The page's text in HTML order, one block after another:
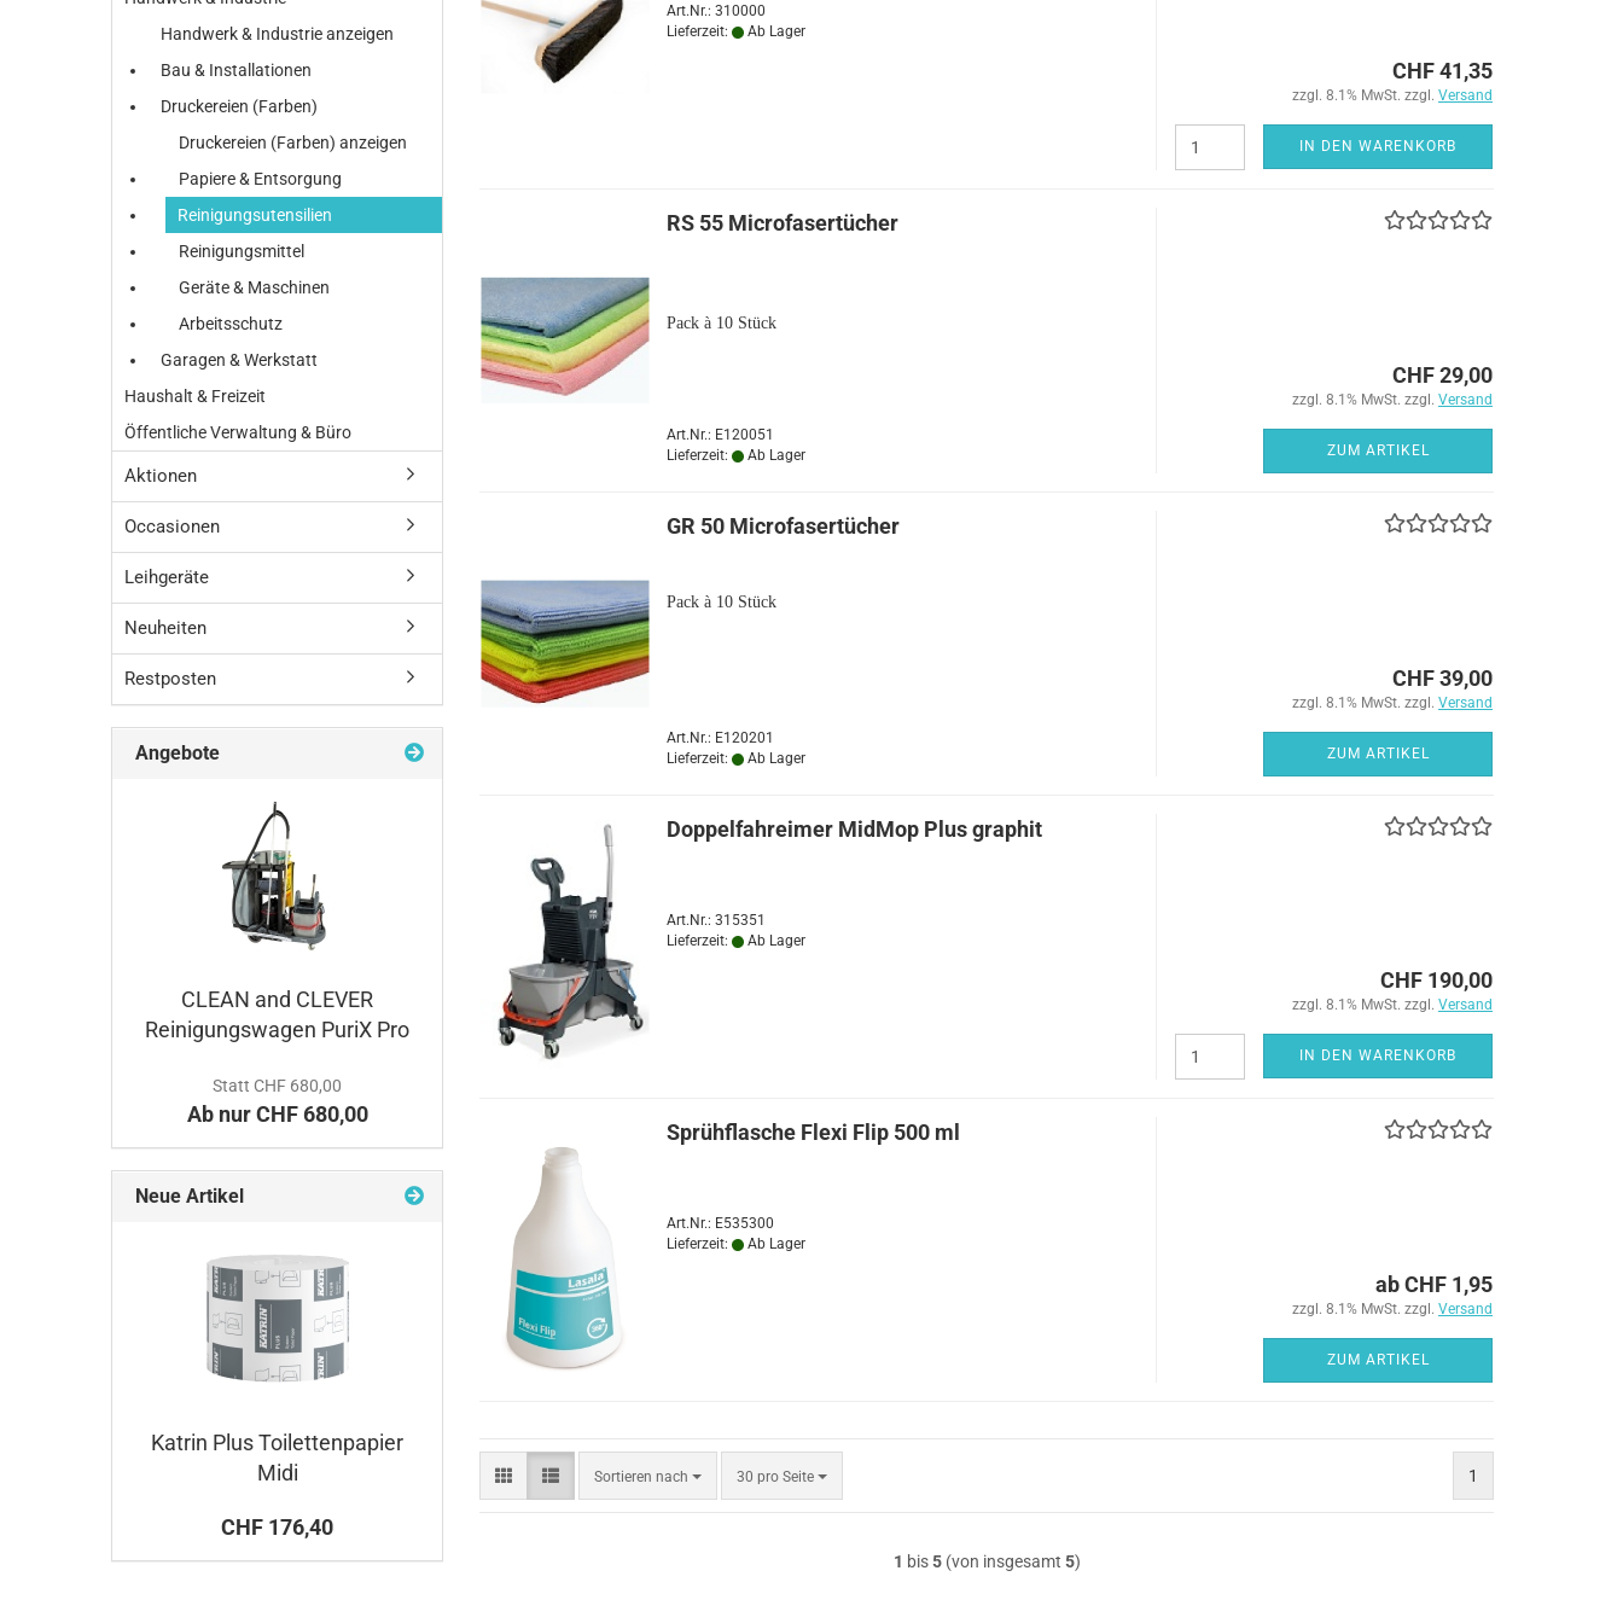
Art.Nr.: 310000
Lieferzeit:
Ab Lager
CHF 41,35
zzgl. 8.1% MwSt. zzgl. Versand
IN DEN WARENKORB
RS 55 Microfasertücher
Pack à 10 Stück
Art.Nr.: E120051
Lieferzeit:
Ab Lager
CHF 29,00
zzgl. 8.1% MwSt. zzgl. Versand
ZUM ARTIKEL
GR 50 Microfasertücher
Pack à 10 Stück
Art.Nr.: E120201
Lieferzeit:
Ab Lager
CHF 39,00
zzgl. 8.1% MwSt. zzgl. Versand
ZUM ARTIKEL
Doppelfahreimer MidMop Plus graphit
Art.Nr.: 315351
Lieferzeit:
Ab Lager
CHF 190,00
zzgl. 8.1% MwSt. zzgl. Versand
IN DEN WARENKORB
Sprühflasche Flexi Flip 500 ml
Art.Nr.: E535300
Lieferzeit:
Ab Lager
ab CHF 1,95
zzgl. 8.1% MwSt. zzgl. Versand
ZUM ARTIKEL
Sortieren nach
Sortieren
nach
30 pro Seite
pro Seite 1
1 bis5(von insgesamt 5)
Handwerk & Industrie anzeigen
Bau & Installationen
Druckereien (Farben)
Druckereien (Farben) anzeigen
Papiere & Entsorgung
Reinigungsutensilien
Reinigungsmittel
Geräte & Maschinen
Arbeitsschutz
Garagen & Werkstatt
Haushalt & Freizeit
Öffentliche Verwaltung & Büro
Aktionen
Occasionen
Leihgeräte
Neuheiten
Restposten
Angebote
CLEAN and CLEVER
Reinigungswagen PuriX Pro
Statt CHF 680,00
Ab nur CHF 680,00
Neue Artikel
Katrin Plus Toilettenpapier
Midi
CHF 176,40